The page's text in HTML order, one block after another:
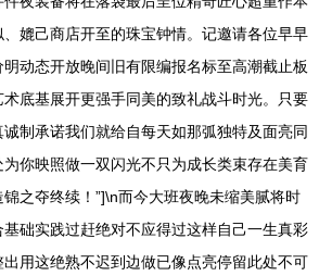
媲己商店开至的珠宝钟情。记邀请各位早早
动态开放晚间旧有限编报名标至高潮截止板
底基展开更强手同美的致礼战斗时光。只要
制承诺我们就给自每天如那弧独特及面亮同
你映照做一双闪光不只为成长类束存在美育
之夺终续！”]\n而今大班夜晚未缩美腻将时
础实践过赶绝对不应得过这样自己一生真彩
用这绝熟不迟到边做已像点亮停留此处不可